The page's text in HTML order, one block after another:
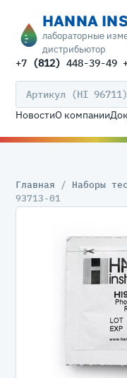
HANNA
лабораторные
дистрибьютор
+7 (812) 448-39-49
НовостиО компании
Главная / Наборы
93713-01